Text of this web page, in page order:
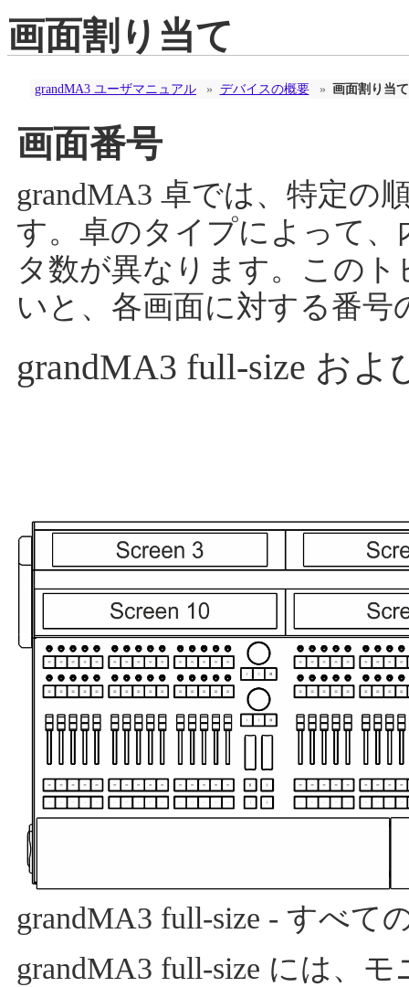
画面割り当て
grandMA3 ユーザマニュアル » デバイスの概要 » 画面割り当て
画面番号
grandMA3 卓では、特定の
す。卓のタイプによって
タ数が異なります。この
いと、各画面に対する番
grandMA3 full-size およ
grandMA3 full-size - すべて
grandMA3 full-size には、